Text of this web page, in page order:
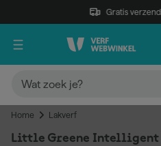
Gratis
Home Lakverf
Little Greene Intelligent